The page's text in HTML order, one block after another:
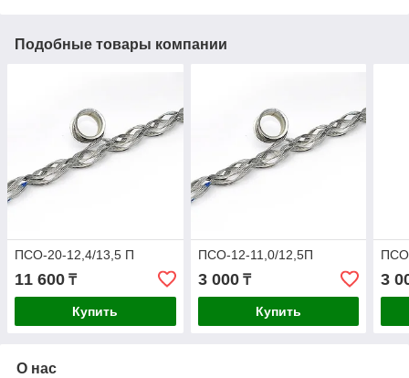
Подобные товары компании
ПСО-20-12,4/13,5 П
11 600 ₸
Купить
ПСО-12-11,0/12,5П
3 000₸
Купить
3
О нас